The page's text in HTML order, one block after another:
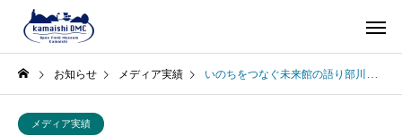
お知らせ メディア実績 いのちをつなぐ未来館の語り部川崎が、河北新報の東日本大震災11年の特集に掲載されました。
メディア実績